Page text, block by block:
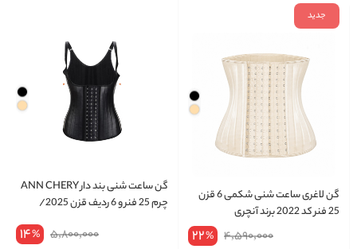
جدید
گن لاغری ساعت شنی شکمی 6 قزن
25 فنر کد 2022 برند آنچری
4,590,000
22%
گن ساعت شنی بند دار ANN CHERY
چرم 25 فنر و 6 ردیف قزن 2025/
5,800,000
14%